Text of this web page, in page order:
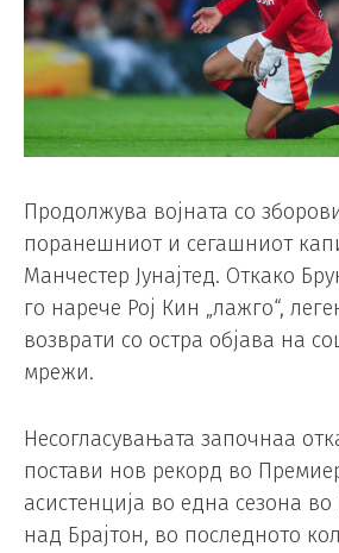
Продолжува војната со
поранешниот и сегашниот
Манчестер Јунајтед. Откако
го нарече Рој Кин „лажго“,
возврати со остра објава на
мрежи.
Несогласувањата започнаа
постави нов рекорд во
асистенција во една сезона
над Брајтон, во последното